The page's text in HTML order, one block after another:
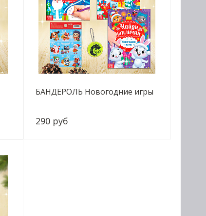
БАНДЕРОЛЬ Новогодние игры
290 руб